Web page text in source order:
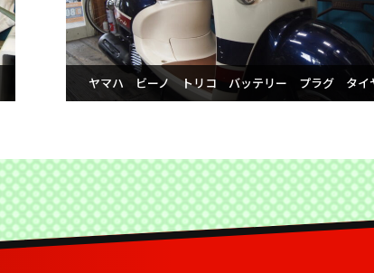
ヤマハ ビーノ トリコ バッテリー プラグ タイ